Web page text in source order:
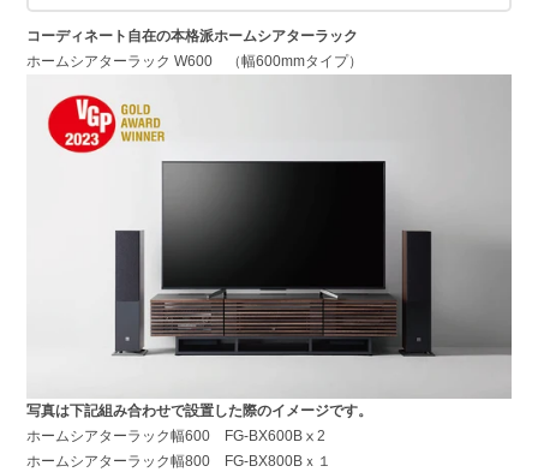
コーディネート自在の本格派ホームシアターラック
ホームシアターラック W600 （幅600mmタイプ）
写真は下記組み合わせで設置した際のイメージです。
ホームシアターラック幅600 FG-BX600Bⅹ2
ホームシアターラック幅800
FG-BX800Bｘ１